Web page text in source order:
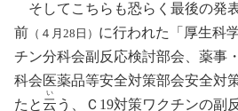
そしてこちらも恐らく最後の発
前 （４月28日） に行われた「厚生科
チン分科会副反応検討部会
薬事
科会医薬品等安全対策部会安全対
たと云
い
う、Ｃ19対策ワクチンの副